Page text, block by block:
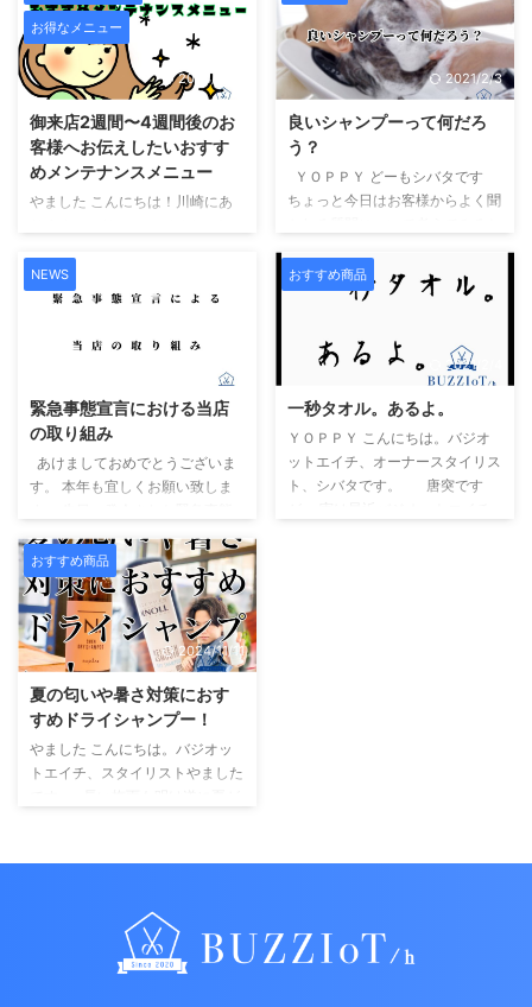
お得なメニュー
2024/11/11
御来店2週間〜4週間後のお
客様へお伝えしたいおすす
めメンテナンスメニュー
やました こんにちは！川崎にあ
す。 前回サロンに行ってからま
だ1ヶ月も立たないけど...... なん
もこれぐらいでまたサロンに行く
気になるなぁ..... と思う事ありま
せんか？ そんなお客様の為に当
店バジオットエイチは ご来店さ
れてから2週間から4週間経過し
たお客様の 『ちょっと気にな
2021/2/3
良いシャンプーって何だろ
う？
ＹＯＰＰＹ どーもシバタです
ちょっと今日はお客様からよく聞
美容師がお客様に一番使ってほし
い商品シャンプーの価格の差って
すめのヘアケア剤 『アジュバ
ン』アミノ酸極力避けたい成分ま
とめご予約案内電話予約バジオッ
トエイチweb予約担当スタイリス
ト公式LINE予約ホットペッパー
ビューティー楽天ビューティーオ
ズモール 美容師がお客様に一番
NEWS
緊急事態宣言における当店
の取り組み
あけましておめでとうございま
す。 本年も宜しくお願い致しま
す。 現在、美容室は自粛要請
の対象には入らない為、通常通り
の営業をしております。 （１
０：００～２２：００） 今後も
国や県からの情報により何か変更
が生じる場合はその都度ご連絡さ
せて頂きます。 そしてサロン
に来てくださるお客様の安心、安
全を守る為に 昨年末からオゾン
発生機を導入しており、ウイルス
おすすめ商品
2021/2/4
一秒タオル。あるよ。
ＹＯＰＰＹ こんにちは。バジオ
ットエイチ、オーナースタイリス
ト、シバタです。 唐突です
おすすめ商品
2024/11/11
夏の匂いや暑さ対策におす
すめドライシャンプー！
やました こんにちは。バジオッ
トエイチ、スタイリストやました
拙い私の文章では皆様の心を掴め
真を使ってドーピングしてみまし
た。 さ。これで掴みはオッケー
なはず。 （ありがとう娘よ） も